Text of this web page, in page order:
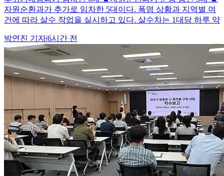
자원순환과가 추가로 임차한 5대이다. 폭염 상황과 지역별 여
건에 따라 살수 작업을 실시하고 있다. 살수차는 1대당 하루 약
박연진 기자|6시간 전